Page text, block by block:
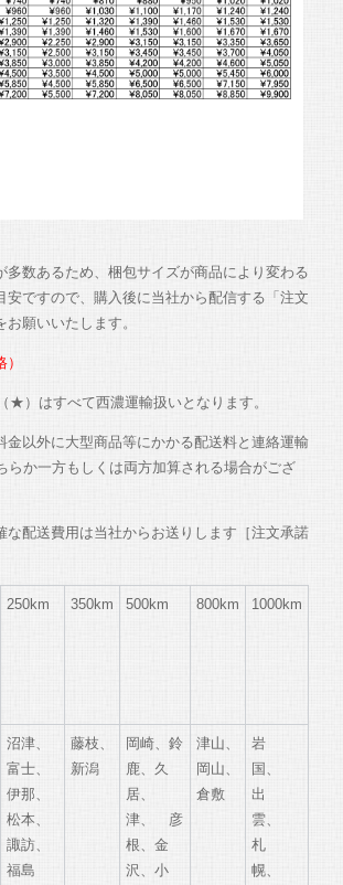
意
多数あるため、梱包サイズが商品により変わる
安ですので、購入後に当社から配信する「注文
願いいたします。
★）はすべて西濃運輸扱いとなります。
金以外に大型商品等にかかる配送料と連絡運輸
らか一方もしくは両方加算される場合がござ
な配送費用は当社からお送りします［注文承諾
250km 350km 500km 800km 1000km
沼津、
富士、
伊那、
松本、
諏訪、
福島
藤枝、
新潟
岡崎、鈴
鹿、久
居、
津、 彦
根、金
沢、小
津山、
岡山、
倉敷
岩
国、
出
雲、
札
幌、